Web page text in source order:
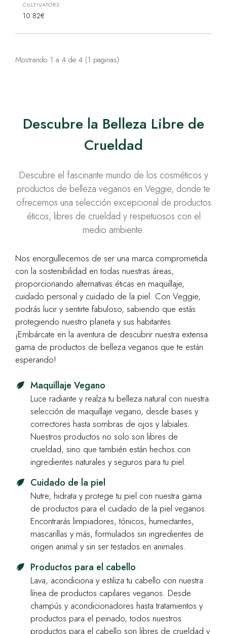
CULTIVATORS
10.82€
Mostrando 1 a 4 de 4 (1 paginas)
Descubre la Belleza Libre de
Crueldad
Descubre el fascinante mundo de los cosméticos y
productos de belleza veganos en Veggie, donde te
ofrecemos una selección excepcional de productos
éticos, libres de crueldad y respetuosos con el
medio ambiente.
Nos enorgullecemos de ser una marca comprometida
con la sostenibilidad en todas nuestras áreas,
proporcionando alternativas éticas en maquillaje,
cuidado personal y cuidado de la piel. Con Veggie,
podrás lucir y sentirte fabuloso, sabiendo que estás
protegiendo nuestro planeta y sus habitantes.
¡Embárcate en la aventura de descubrir nuestra extensa
gama de productos de belleza veganos que te están
esperando!
Maquillaje Vegano
Luce radiante y realza tu belleza natural con nuestra
selección de maquillaje vegano, desde bases y
correctores hasta sombras de ojos y labiales.
Nuestros productos no solo son libres de
crueldad, sino que también están hechos con
ingredientes naturales y seguros para tu piel.
Cuidado de la piel
Nutre, hidrata y protege tu piel con nuestra gama
de productos para el cuidado de la piel veganos.
Encontrarás limpiadores, tónicos, humectantes,
mascarillas y más, formulados sin ingredientes de
origen animal y sin ser testados en animales.
Productos para el cabello
Lava, acondiciona y estiliza tu cabello con nuestra
línea de productos capilares veganos. Desde
champús y acondicionadores hasta tratamientos y
productos para el peinado, todos nuestros
productos para el cabello son libres de crueldad y